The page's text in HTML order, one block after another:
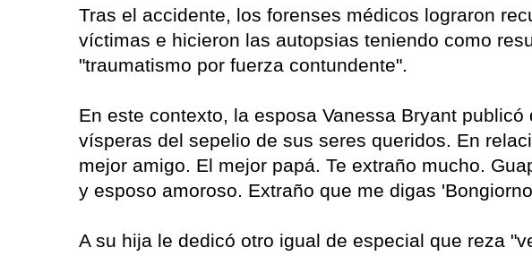
Tras el accidente, los forenses médicos lograron
víctimas e hicieron las autopsias teniendo como
"traumatismo por fuerza contundente".
En este contexto, la esposa Vanessa Bryant
vísperas del sepelio de sus seres queridos. En
mejor amigo. El mejor papá. Te extraño mucho.
y esposo amoroso. Extraño que me digas
A su hija le dedicó otro igual de especial que reza